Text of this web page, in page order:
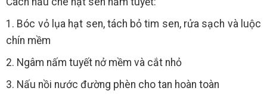
1. Bóc vỏ lụa hạt sen, tách bỏ tim sen, rửa sạch và luộc
chín mềm
2. Ngâm nấm tuyết nở mềm và cắt nhỏ
3. Nấu nồi nước đường phèn cho tan hoàn toàn